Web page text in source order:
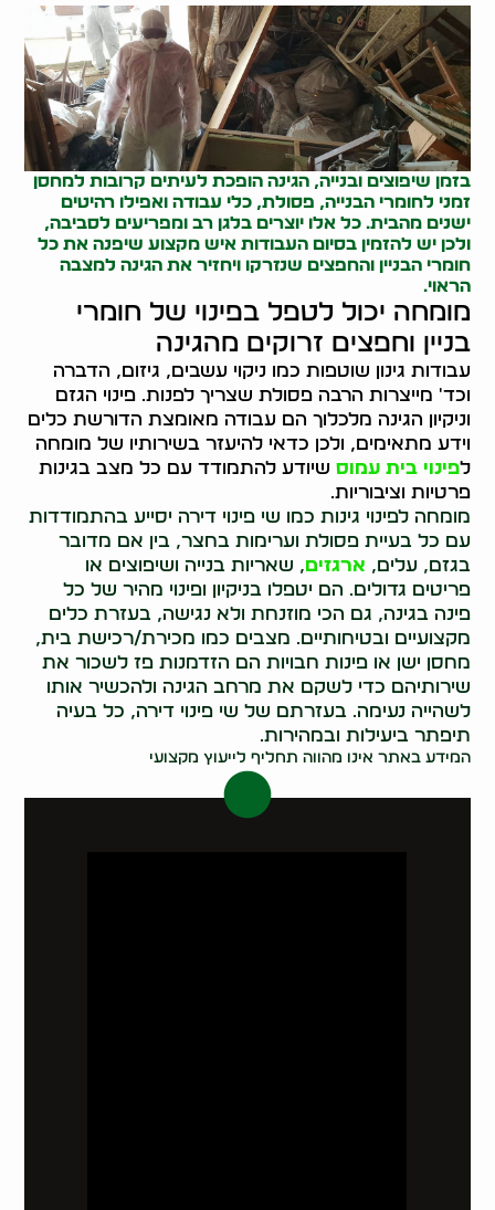
בזמן שיפוצים ובנייה, הגינה הופכת לעיתים קרובות למחסן
זמני לחומרי הבנייה, פסולת, כלי עבודה ואפילו רהיטים
ישנים מהבית. כל אלו יוצרים בלגן רב ומפריעים לסביבה,
ולכן יש להזמין בסיום העבודות איש מקצוע שיפנה את כל
חומרי הבניין והחפצים שנזרקו ויחזיר את הגינה למצבה
הראוי.
מומחה יכול לטפל בפינוי של חומרי
בניין וחפצים זרוקים מהגינה
עבודות גינון שוטפות כמו ניקוי עשבים, גיזום, הדברה
וכד' מייצרות הרבה פסולת שצריך לפנות. פינוי הגזם
וניקיון הגינה מלכלוך הם עבודה מאומצת הדורשת כלים
וידע מתאימים, ולכן כדאי להיעזר בשירותיו של מומחה
לפינוי בית עמוס שיודע להתמודד עם כל מצב בגינות
פרטיות וציבוריות.
מומחה לפינוי גינות כמו שי פינוי דירה יסייע בהתמודדות
עם כל בעיית פסולת וערימות בחצר, בין אם מדובר
בגזם, עלים, ארגזים, שאריות בנייה ושיפוצים או
פריטים גדולים. הם יטפלו בניקיון ופינוי מהיר של כל
פינה בגינה, גם הכי מוזנחת ולא נגישה, בעזרת כלים
מקצועיים ובטיחותיים. מצבים כמו מכירת/רכישת בית,
מחסן ישן או פינות חבויות הם הזדמנות פז לשכור את
שירותיהם כדי לשקם את מרחב הגינה ולהכשיר אותו
לשהייה נעימה. בעזרתם של שי פינוי דירה, כל בעיה
תיפתר ביעילות ובמהירות.
המידע באתר אינו מהווה תחליף לייעוץ מקצועי